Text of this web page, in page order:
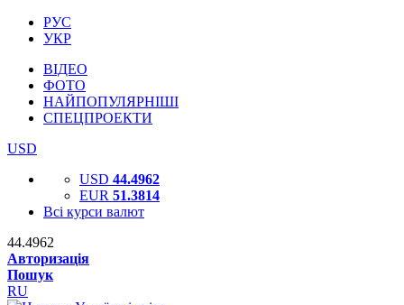
РУС
УКР
ВІДЕО
ФОТО
НАЙПОПУЛЯРНІШІ
СПЕЦПРОЕКТИ
USD
USD 44.4962
EUR 51.3814
Всі курси валют
44.4962
Авторизація
Пошук
RU